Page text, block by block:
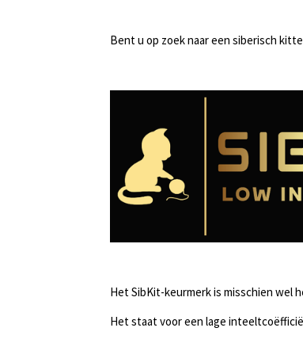
Bent u op zoek naar een siberisch
Het SibKit-keurmerk is misschien wel
Het staat voor een lage